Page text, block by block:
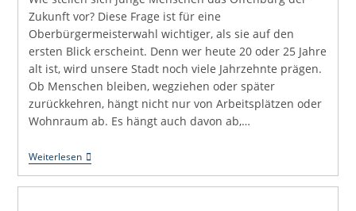
Zukunft vor? Diese Frage ist für eine
Oberbürgermeisterwahl wichtiger, als sie auf den
ersten Blick erscheint. Denn wer heute 20 oder 25 Jahre
alt ist, wird unsere Stadt noch viele Jahrzehnte prägen.
Ob Menschen bleiben, wegziehen oder später
zurückkehren, hängt nicht nur von Arbeitsplätzen oder
Wohnraum ab. Es hängt auch davon ab,…
WeiterlesenUli
Hört